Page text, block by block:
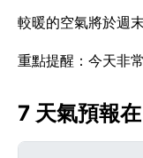
較暖的空氣將於週
重點提醒：今天非
7 天氣預報